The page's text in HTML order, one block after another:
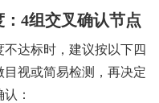
4组交叉确认节点
达标时，建议按以下四
视或简易检测，再决定
：